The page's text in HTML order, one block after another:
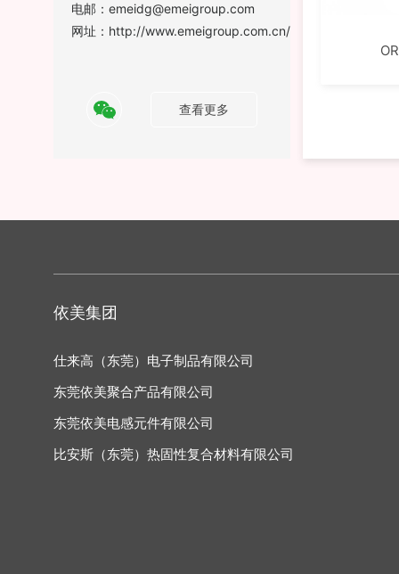
查看更多
电邮： emeidg@emeigroup.com
网址： http://www.emeigroup.com.cn/
依美集团
仕来高（东莞）电子制品有限公司
东莞依美聚合产品有限公司
东莞依美电感元件有限公司
比安斯（东莞）热固性复合材料有限公司